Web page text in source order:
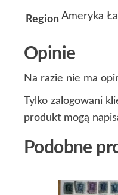
Region Ameryka
Opinie
Na razie nie ma
Tylko zalogowani
produkt mogą
Podobne